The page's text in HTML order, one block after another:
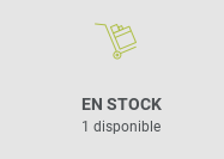
EN STOCK
1 disponible